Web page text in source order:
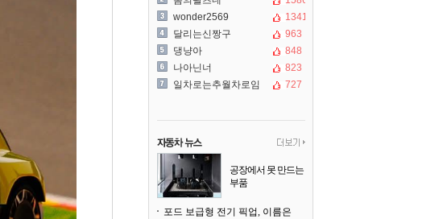
wonder2569
1341
달리는신짱구
963
댕냥아
848
나아닌너
823
일차로는추월차로임
727
공장에서 못 만드는
부품
어낸다